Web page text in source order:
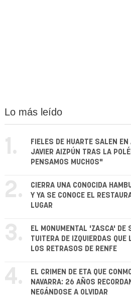
Lo más leído
1.
FIELES DE HUARTE SALEN EN
JAVIER AIZPÚN TRAS LA
PENSAMOS MUCHOS"
2.
CIERRA UNA CONOCIDA
Y YA SE CONOCE EL
LUGAR
3.
EL MONUMENTAL 'ZASCA' DE
TUITERA DE IZQUIERDAS QUE
LOS RETRASOS DE RENFE
4.
EL CRIMEN DE ETA QUE
NAVARRA: 26 AÑOS
NEGÁNDOSE A OLVIDAR